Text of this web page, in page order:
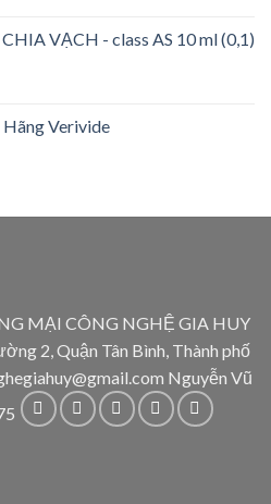
VẠCH - class AS 10 ml (0,1)
Hãng Verivide
MẠI CÔNG NGHỆ GIA HUY
2, Quận Tân Bình, Thành phố
Nguyễn Vũ